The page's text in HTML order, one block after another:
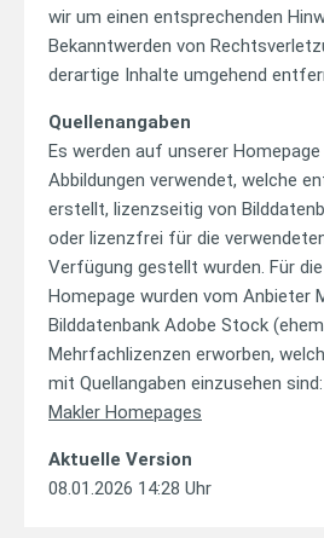
wir um einen entsprechenden
Bekanntwerden von
derartige Inhalte umgehend
Quellenangaben
Es werden auf unserer Homepage
Abbildungen verwendet, welche
erstellt, lizenzseitig von
oder lizenzfrei für die
Verfügung gestellt wurden. Für
Homepage wurden vom Anbieter
Bilddatenbank Adobe Stock
Mehrfachlizenzen erworben,
mit Quellangaben einzusehen sind:
Makler Homepages
Aktuelle Version
08.01.2026 14:28 Uhr